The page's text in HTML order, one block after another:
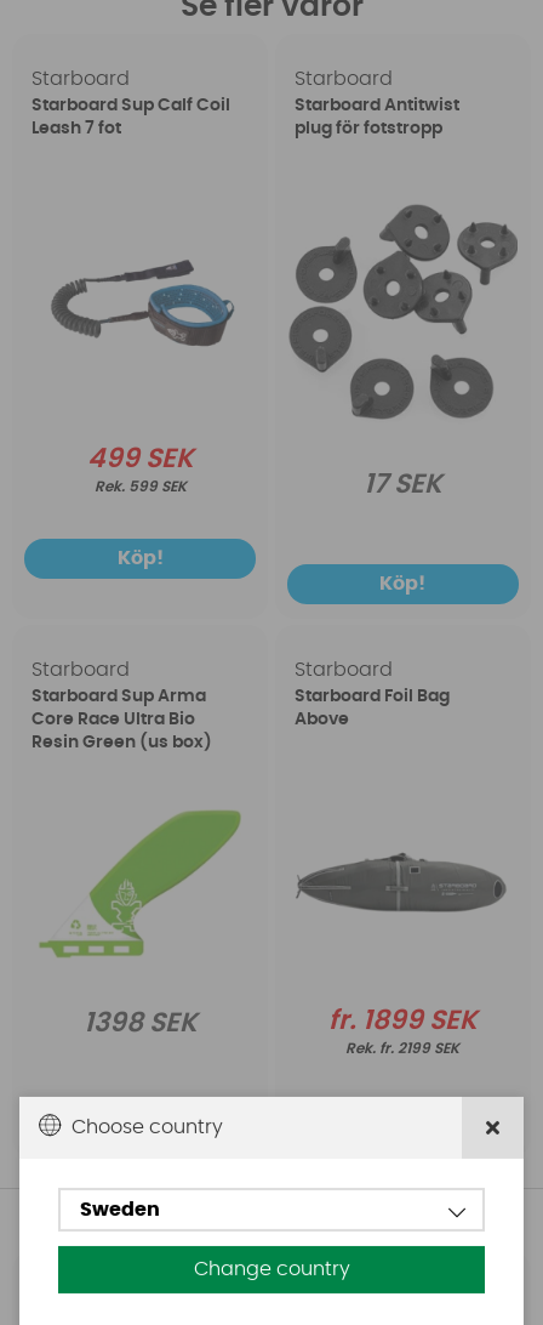
Se fler varor
Starboard
Starboard Sup Calf Coil
Leash 7 fot
499 SEK
599 SEK
Köp!
Starboard
Starboard Antitwist
plug för fotstropp
17 SEK
Köp!
Starboard
Starboard Sup Arma
Core Race Ultra Bio
Resin Green (us box)
1398 SEK
Köp!
Starboard
Starboard Foil Bag
Above
fr. 1899 SEK
fr. 2199 SEK
Andra köpte även
Base Aquasure
Choose country
Sweden
Change country